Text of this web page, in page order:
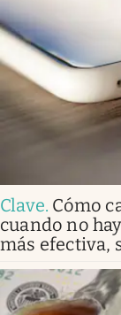
Clave. Cómo
cuando no
más efectiva,